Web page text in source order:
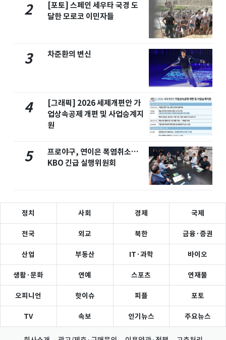
2
[포토] 스페인 세우타 국경 도
달한 모로코 이민자들
3 차준환의 변신
4
[그래픽] 2026 세제개편안 가
업상속공제 개편 및 사업승계지
원
5
프로야구, 연이은 폭염취소…
KBO 긴급 실행위원회
정치 사회 경제 국제
전국 외교 북한 금융·증권
산업 부동산 IT·과학 바이오
생활·문화 연예 스포츠 연재물
오피니언 핫이슈 피플 포토
TV 속보 인기뉴스 주요뉴스